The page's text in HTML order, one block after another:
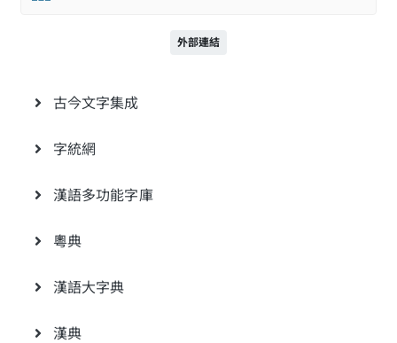
外部連結
古今文字集成
字統網
漢語多功能字庫
粵典
漢語大字典
漢典